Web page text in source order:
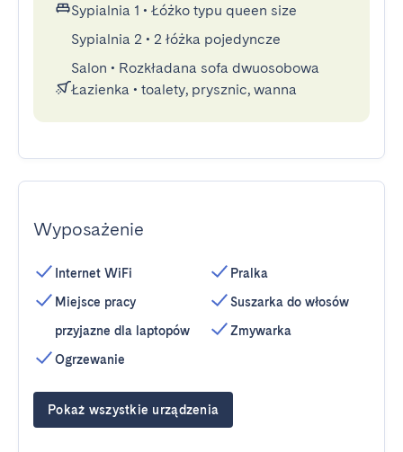
Sypialnia 1 • Łóżko typu queen size
Sypialnia 2 • 2 łóżka pojedyncze
Salon • Rozkładana sofa dwuosobowa
Łazienka • toalety, prysznic, wanna
Wyposażenie
Internet WiFi
Miejsce pracy
przyjazne dla laptopów
Ogrzewanie
Pralka
Suszarka do włosów
Zmywarka
Pokaż wszystkie urządzenia